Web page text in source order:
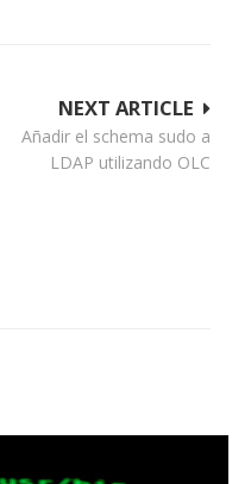
NEXT ARTICLE
Añadir el schema sudo a
LDAP utilizando OLC